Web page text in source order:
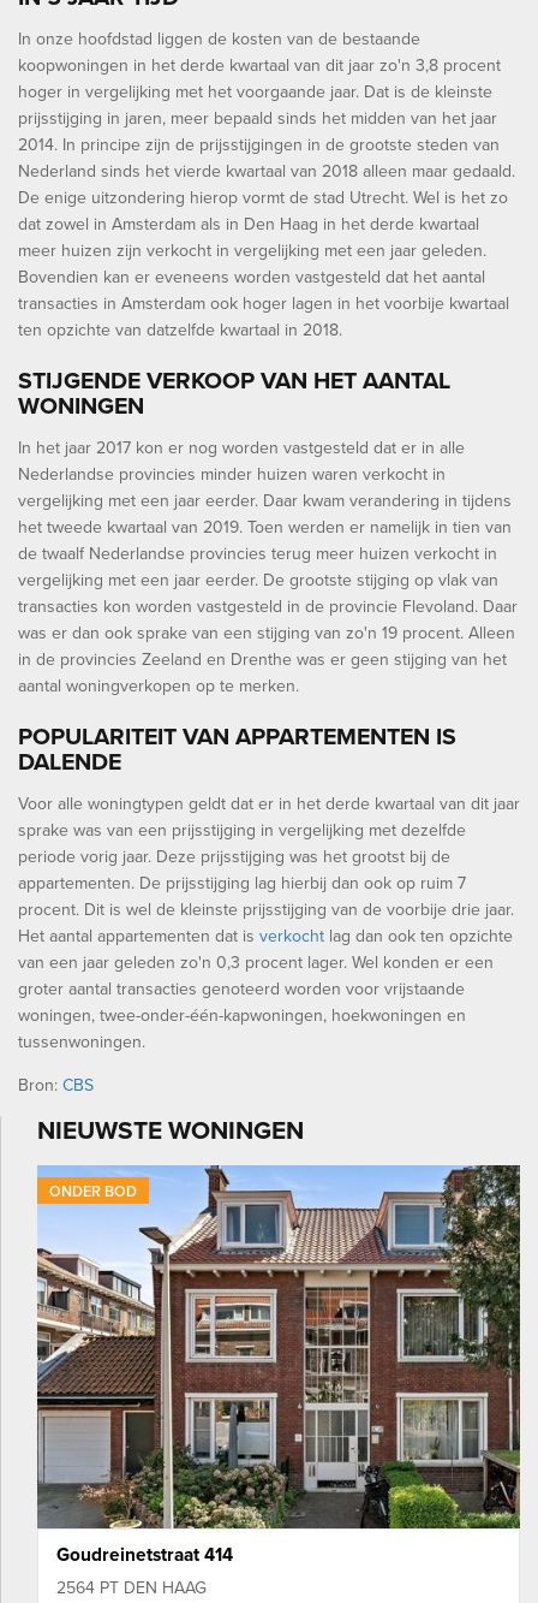
In onze hoofdstad liggen de kosten van de bestaande
koopwoningen in het derde kwartaal van dit jaar zo'n 3,8 procent
hoger in vergelijking met het voorgaande jaar. Dat is de kleinste
prijsstijging in jaren, meer bepaald sinds het midden van het jaar
2014. In principe zijn de prijsstijgingen in de grootste steden van
Nederland sinds het vierde kwartaal van 2018 alleen maar gedaald.
De enige uitzondering hierop vormt de stad Utrecht. Wel is het zo
dat zowel in Amsterdam als in Den Haag in het derde kwartaal
meer huizen zijn verkocht in vergelijking met een jaar geleden.
Bovendien kan er eveneens worden vastgesteld dat het aantal
transacties in Amsterdam ook hoger lagen in het voorbije kwartaal
ten opzichte van datzelfde kwartaal in 2018.
STIJGENDE VERKOOP VAN HET AANTAL
WONINGEN
In het jaar 2017 kon er nog worden vastgesteld dat er in alle
Nederlandse provincies minder huizen waren verkocht in
vergelijking met een jaar eerder. Daar kwam verandering in tijdens
het tweede kwartaal van 2019. Toen werden er namelijk in tien van
de twaalf Nederlandse provincies terug meer huizen verkocht in
vergelijking met een jaar eerder. De grootste stijging op vlak van
transacties kon worden vastgesteld in de provincie Flevoland. Daar
was er dan ook sprake van een stijging van zo'n 19 procent. Alleen
in de provincies Zeeland en Drenthe was er geen stijging van het
aantal woningverkopen op te merken.
POPULARITEIT VAN APPARTEMENTEN IS
DALENDE
Voor alle woningtypen geldt dat er in het derde kwartaal van dit jaar
sprake was van een prijsstijging in vergelijking met dezelfde
periode vorig jaar. Deze prijsstijging was het grootst bij de
appartementen. De prijsstijging lag hierbij dan ook op ruim 7
procent. Dit is wel de kleinste prijsstijging van de voorbije drie jaar.
Het aantal appartementen dat is verkocht lag dan ook ten opzichte
van een jaar geleden zo'n 0,3 procent lager. Wel konden er een
groter aantal transacties genoteerd worden voor vrijstaande
woningen, twee-onder-één-kapwoningen, hoekwoningen en
tussenwoningen.
Bron:CBS
NIEUWSTE WONINGEN
ONDER BOD
Goudreinetstraat 414
2564 PT DEN HAAG